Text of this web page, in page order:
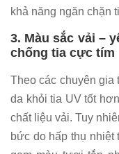
khả năng ngăn chặn
3. Màu sắc vải –
chống tia cực tím
Theo các chuyên gia
da khỏi tia UV tốt
chất liệu vải. Tuy
bức do hấp thụ nhiệt